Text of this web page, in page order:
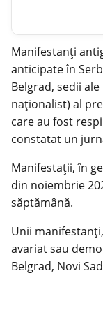
Manifestanţi
anticipate în
Belgrad, sedii
naţionalist) al
care au fost
constatat un
Manifestaţii, în
din noiembrie
săptămână.
Unii
avariat sau
Belgrad, Novi